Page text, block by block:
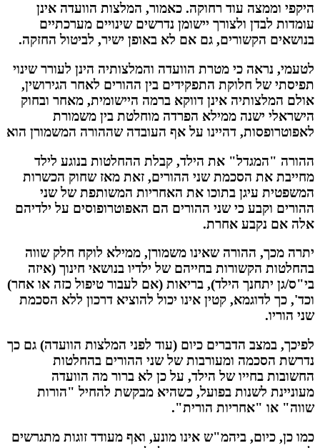
היקפי וממצה עוד רחוקה. כאמור, המלצות הוועדה אינן
עומדות לבדן ולצורך יישומן נדרשים שינויים מערכתיים
בנושאים הקשורים, גם אם לא באופן ישיר, לביטול החזקה.
לטעמי, נראה כי מטרת הוועדה והמלצותיה הינן לעורר שינוי
תפיסתי של חלוקת התפקידים בין ההורים לאחר הגירושין,
אולם המלצותיה אינן דווקא ברמה היישומית, מאחר ובחוק
הישראלי ישנה ממילא הפרדה מוחלטת בין משמורת
לאפוטרופסות, דהיינו על אף העובדה שההורה המשמורן הוא
ההורה "המגדל" את הילד, קבלת ההחלטות בנוגע לילד
מחייבת את הסכמת שני ההורים, זאת מאז שחוק הכשרות
המשפטית עיגן בתוכו את האחריות המשותפת של שני
ההורים וקבע כי שני ההורים הם האפוטרופוסים על ילדיהם
אלה אם נקבע אחרת.
יתרה מכך, ההורה שאינו משמורן, ממילא לוקח חלק שווה
בהחלטות הקשורות בחייהם של ילדיו בנושאי חינוך (איזה
בי"ס/גן יתחנך הילד), בריאות (אם לעבור טיפול כזה או אחר)
וכד', כך לדוגמא, קטין אינו יכול להוציא דרכון ללא הסכמת
שני הוריו.
לפיכך, במצב הדברים כיום (עוד לפני המלצות הוועדה) גם כך
נדרשת הסכמה ומעורבות של שני ההורים בהחלטות
החשובות בחייו של הילד, על כן לא ברור מה הוועדה
מעוניינת לשנות בפועל, כשהיא מבקשת להחיל "הורות
שווה" או "אחריות הורית".
כמו כן, כיום, ביהמ"ש אינו מונע, ואף מעודד זוגות מתגרשים